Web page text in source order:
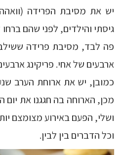
יש את מסיבת הפרידה
גיסתי והילדים, לפני שהם ברחו
פה לבד, מסיבת פרידה
ארבעים של אחי. פריקינג
כמובן, יש את ארוחת הערב
מכן, הארוחה בה חגגנו את
ושלי, הפעם באירוע מצומצם
וכל הדברים בין לבין.